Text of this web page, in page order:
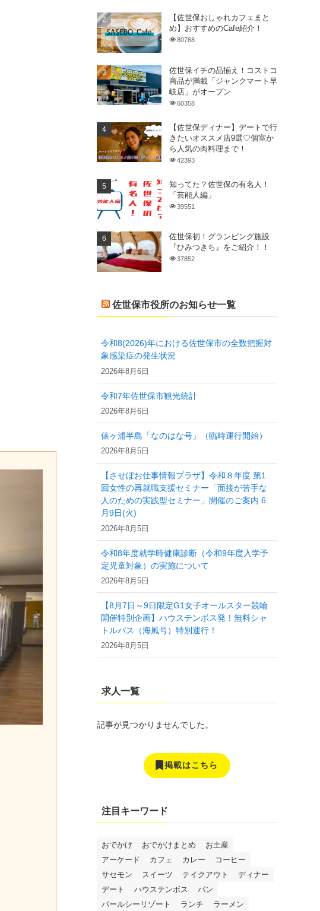
【佐世保おしゃれカフェまと
め】おすすめのCafe紹介！
80768
佐世保イチの品揃え！コストコ
商品が満載「ジャンクマート早
岐店」がオープン
60358
【佐世保ディナー】デートで行
きたいオススメ店9選♡個室か
ら人気の肉料理まで！
42393
知ってた？佐世保の有名人！
「芸能人編」
39551
佐世保初！グランピング施設
『ひみつきち』をご紹介！！
37852
佐世保市役所のお知らせ一覧
令和8(2026)年における佐世保市の全数把握対
象感染症の発生状況
2026年8月6日
令和7年佐世保市観光統計
2026年8月6日
俵ヶ浦半島「なのはな号」（臨時運行開始）
2026年8月5日
【させぼお仕事情報プラザ】令和８年度 第1
回女性の再就職支援セミナー「面接が苦手な
人のための実践型セミナー」開催のご案内 6
月9日(火)
2026年8月5日
令和8年度就学時健康診断（令和9年度入学予
定児童対象）の実施について
2026年8月5日
【8月7日～9日限定G1女子オールスター競輪
開催特別企画】ハウステンボス発！無料シャ
トルバス（海風号）特別運行！
2026年8月5日
求人一覧
記事が見つかりませんでした。
掲載はこちら
注目キーワード
おでかけ おでかけまとめ
お土産
アーケード
カフェ カレー
コーヒー
サセモン
スイーツ テイクアウト
ディナー
デート
ハウステンボス
パン
パールシーリゾート
ランチ
ラーメン